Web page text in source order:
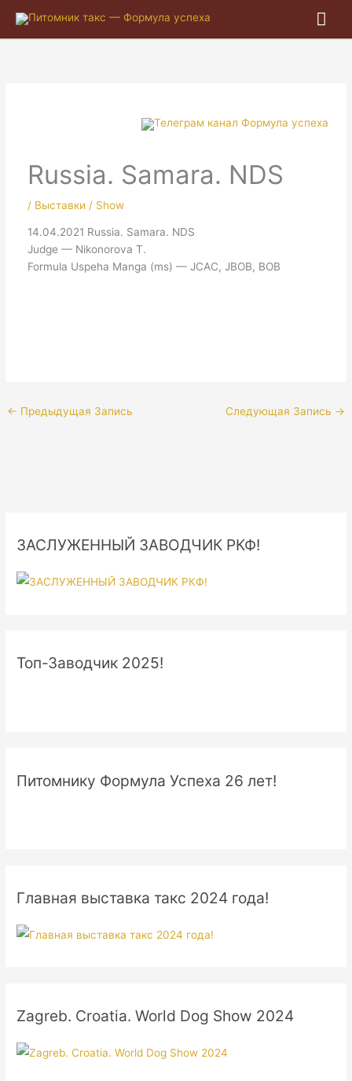
Russia. Samara. NDS
/ Выставки / Show
14.04.2021 Russia. Samara. NDS
Judge — Nikonorova T.
Formula Uspeha Manga (ms) — JCAC, JBOB, BOB
← Предыдущая Запись Следующая Запись →
ЗАСЛУЖЕННЫЙ ЗАВОДЧИК РКФ!
Топ-Заводчик 2025!
Питомнику Формула Успеха 26 лет!
Главная выставка такс 2024 года!
Zagreb. Croatia. World Dog Show 2024